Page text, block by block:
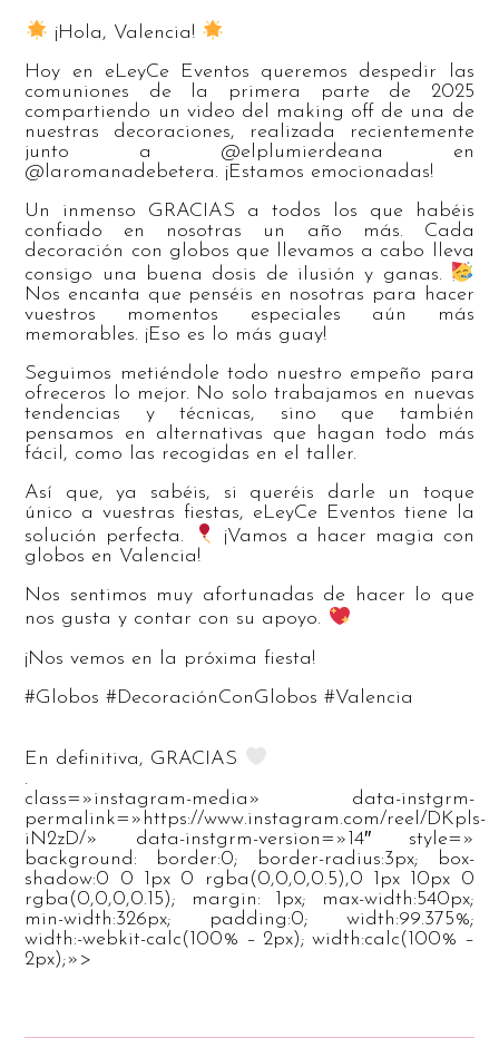
¡Hola, Valencia!
Hoy en eLeyCe Eventos queremos despedir las
comuniones de la primera parte de 2025
compartiendo un video del making off de una de
nuestras decoraciones, realizada recientemente
junto a @elplumierdeana en
@laromanadebetera. ¡Estamos emocionadas!
Un inmenso GRACIAS a todos los que habéis
confiado en nosotras un año más. Cada
decoración con globos que llevamos a cabo lleva
consigo una buena dosis de ilusión y ganas.
Nos encanta que penséis en nosotras para hacer
vuestros momentos especiales aún más
memorables. ¡Eso es lo más guay!
Seguimos metiéndole todo nuestro empeño para
ofreceros lo mejor. No solo trabajamos en nuevas
tendencias y técnicas, sino que también
pensamos en alternativas que hagan todo más
fácil, como las recogidas en el taller.
Así que, ya sabéis, si queréis darle un toque
único a vuestras fiestas, eLeyCe Eventos tiene la
solución perfecta.
¡Vamos a hacer magia con
globos en Valencia!
Nos sentimos muy afortunadas de hacer lo que
nos gusta y contar con su apoyo.
¡Nos vemos en la próxima fiesta!
#Globos #DecoraciónConGlobos #Valencia
En definitiva, GRACIAS
.
class=»instagram-media» data-instgrm-
permalink=»https://www.instagram.com/reel/DKpls-
iN2zD/» data-instgrm-version=»14″ style=»
background: border:0; border-radius:3px; box-
shadow:0 0 1px 0 rgba(0,0,0,0.5),0 1px 10px 0
rgba(0,0,0,0.15); margin: 1px; max-width:540px;
min-width:326px; padding:0; width:99.375%;
width:-webkit-calc(100% – 2px); width:calc(100% –
2px);»>